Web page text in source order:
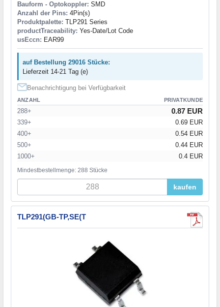
Bauform - Optokoppler: SMD
Anzahl der Pins: 4Pin(s)
Produktpalette: TLP291 Series
productTraceability: Yes-Date/Lot Code
usEccn: EAR99
auf Bestellung 29016 Stücke:
Lieferzeit 14-21 Tag (e)
Benachrichtigung bei Verfügbarkeit
ANZAHL PRIVATKUNDE
288+ 0.87 EUR
339+
0.69 EUR
400+
0.54 EUR
500+
0.44 EUR
1000+
0.4 EUR
Mindestbestellmenge: 288 Stücke
kaufen
TLP291(GB-TP,SE(T